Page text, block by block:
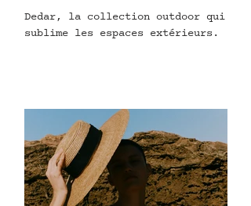
Dedar, la collection outdoor qui
sublime les espaces extérieurs.